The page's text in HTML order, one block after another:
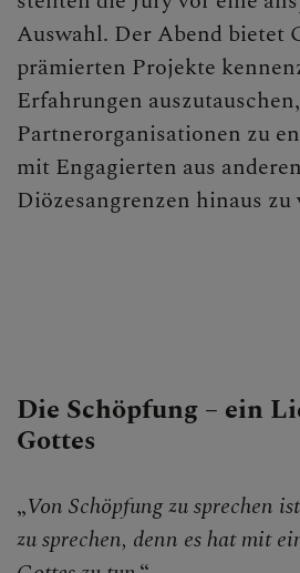
Auswahl. Der Abend bietet
prämierten Projekte
Erfahrungen
Partnerorganisationen zu
mit Engagierten aus
Diözesangrenzen hinaus zu
Die Schöpfung – ein
Gottes
„Von Schöpfung zu sprechen
zu sprechen, denn es hat mit